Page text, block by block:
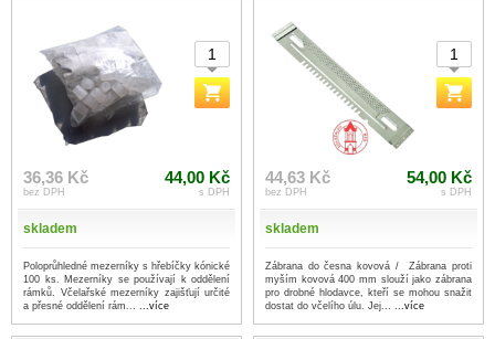
36,36 Kč
bez DPH
44,00 Kč
s DPH
skladem
Poloprůhledné mezerníky s hřebíčky kónické
100 ks. Mezerníky se používají k oddělení
rámků. Včelařské mezerníky zajišťují určité
a přesné oddělení rám... ...více
44,63 Kč
bez DPH
54,00 Kč
s DPH
skladem
Zábrana do česna kovová / Zábrana proti
myším kovová 400 mm slouží jako zábrana
pro drobné hlodavce, kteří se mohou snažit
dostat do včelího úlu. Jej... ...více